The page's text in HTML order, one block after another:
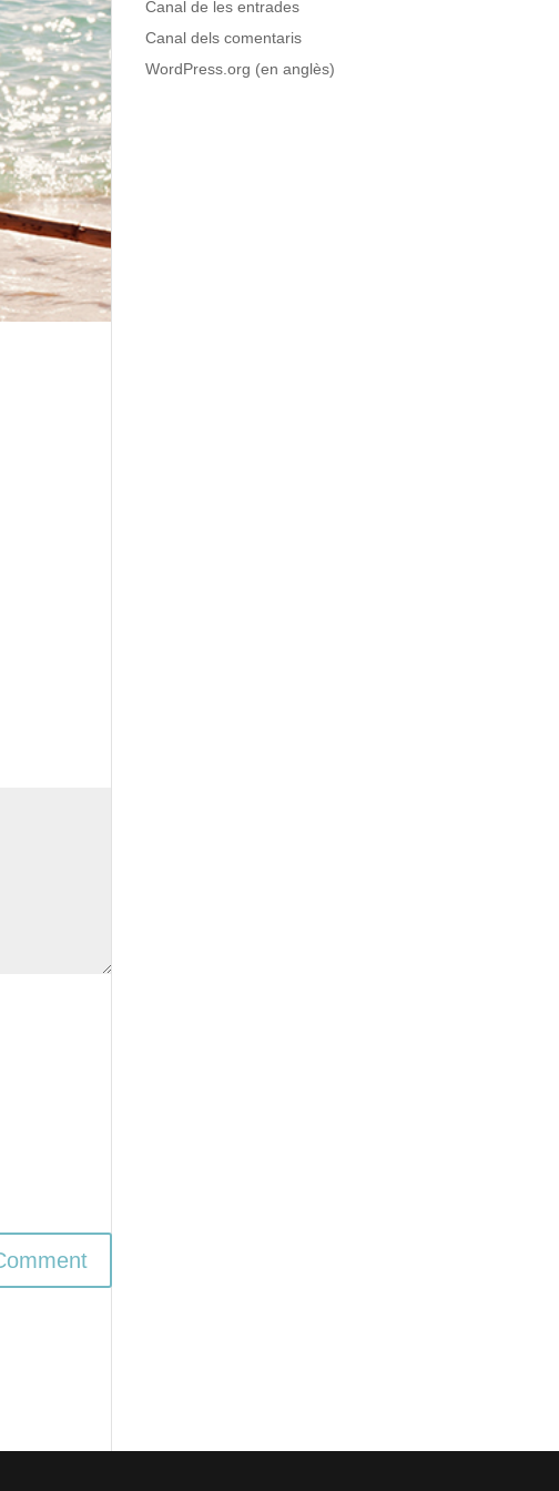
Canal de les entrades
Canal dels comentaris
WordPress.org (en anglès)